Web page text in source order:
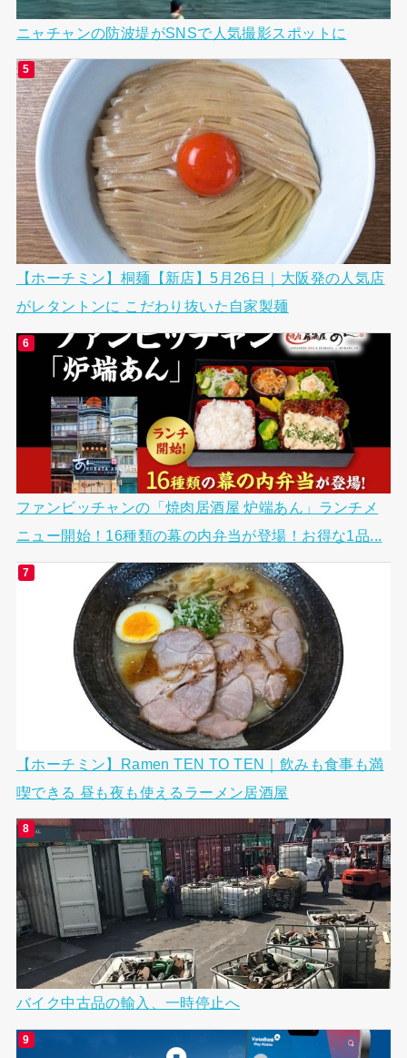
ニャチャンの防波堤がSNSで人気撮影スポットに
【ホーチミン】桐麺【新店】5月26日｜大阪発の人気店
がレタントンに こだわり抜いた自家製麺
ファンビッチャンの「焼肉居酒屋 炉端あん」ランチメ
ニュー開始！16種類の幕の内弁当が登場！お得な1品...
【ホーチミン】Ramen TEN TO TEN｜飲みも食事も満
喫できる 昼も夜も使えるラーメン居酒屋
バイク中古品の輸入、一時停止へ